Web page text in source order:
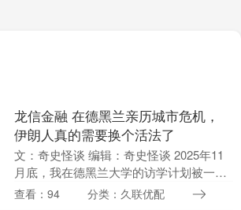
龙信金融 在德黑兰亲历城市危机，
伊朗人真的需要换个活法了
文：奇史怪谈 编辑：奇史怪谈 2025年11
月底，我在德黑兰大学的访学计划被一
场“强制长假”打断。 原本该去上课的早
查看：94 分类：久联优配